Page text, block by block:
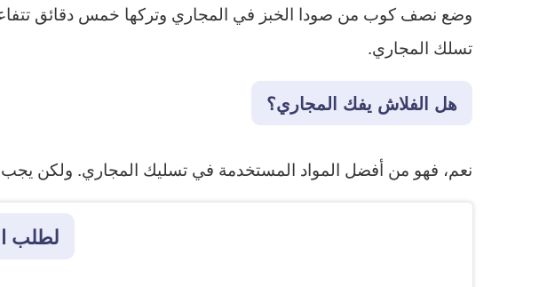
وضع نصف كوب من صودا الخبز في المجاري وتركها خمس دقائق
تسلك المجاري.
هل الفلاش يفك المجاري؟
نعم، فهو من أفضل المواد المستخدمة في تسليك المجاري. ولكن
لطلب